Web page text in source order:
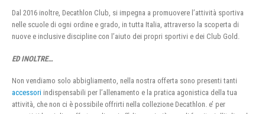
Dal 2016 inoltre, Decathlon Club, si impegna a promuovere l’attività sportiva
nelle scuole di ogni ordine e grado, in tutta Italia, attraverso la scoperta di
nuove e inclusive discipline con l’aiuto dei propri sportivi e dei Club Gold.
ED INOLTRE…
Non vendiamo solo abbigliamento, nella nostra offerta sono presenti tanti
accessori indispensabili per l’allenamento e la pratica agonistica della tua
attività, che non ci è possibile offrirti nella collezione Decathlon. e’ per